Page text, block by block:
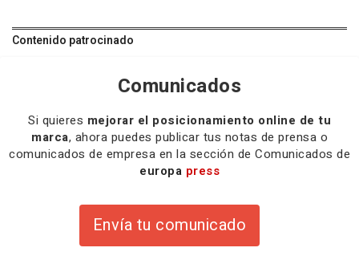
Contenido patrocinado
Comunicados
Si quieres mejorar el posicionamiento online de tu
marca, ahora puedes publicar tus notas de prensa o
comunicados de empresa en la sección de Comunicados de
europa press
Envía tu comunicado